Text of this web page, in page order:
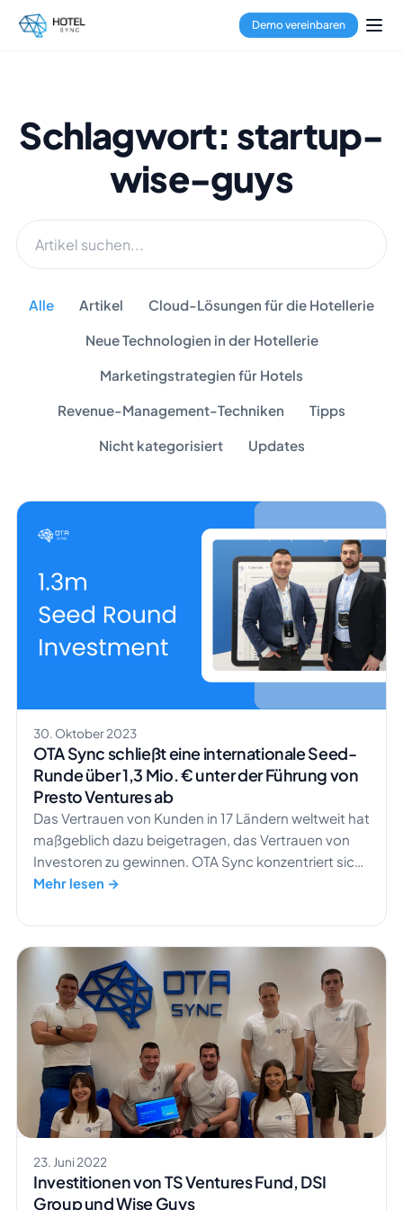
Demo vereinbaren
Schlagwort: startup-
wise-guys
Alle Artikel Cloud-Lösungen für die Hotellerie
Neue Technologien in der Hotellerie
Marketingstrategien für Hotels
Revenue-Management-Techniken Tipps
Nicht kategorisiert Updates
30. Oktober 2023
OTA Sync schließt eine internationale Seed-
Runde über 1,3 Mio. € unter der Führung von
Presto Ventures ab
Das Vertrauen von Kunden in 17 Ländern weltweit hat
maßgeblich dazu beigetragen, das Vertrauen von
Investoren zu gewinnen. OTA Sync konzentriert sich
auf Hotels und hilft Managern und Mitarbeitern, das
Wir freuen uns, den erfolgreichen Abschluss einer
erweiterten Seed-Runde bekannt zu geben, bei der
1,3 Millionen Euro eingesammelt wurden. Diese
Finanzierung, angeführt von […]
Mehr lesen →
23. Juni 2022
Investitionen von TS Ventures Fund, DSI
Group und Wise Guys